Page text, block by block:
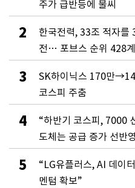
주가 급반등에 불씨
2
한국전력, 33조 적자를
전… 포브스 순위 428
3
SK하이닉스 170만
코스피 주춤
4
“하반기 코스피, 7000
도체는 공급 증가 선반
5
“LG유플러스, AI 데이
멘텀 확보”